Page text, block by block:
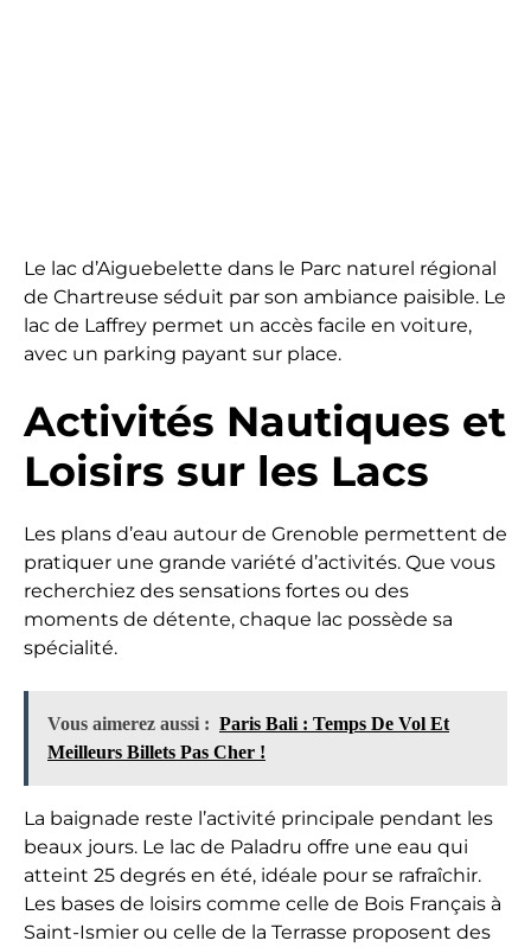
Le lac d’Aiguebelette dans le Parc naturel régional
de Chartreuse séduit par son ambiance paisible. Le
lac de Laffrey permet un accès facile en voiture,
avec un parking payant sur place.
Activités Nautiques et
Loisirs sur les Lacs
Les plans d’eau autour de Grenoble permettent de
pratiquer une grande variété d’activités. Que vous
recherchiez des sensations fortes ou des
moments de détente, chaque lac possède sa
spécialité.
Vous aimerez aussi : Paris Bali : Temps De Vol Et
Meilleurs Billets Pas Cher !
La baignade reste l’activité principale pendant les
beaux jours. Le lac de Paladru offre une eau qui
atteint 25 degrés en été, idéale pour se rafraîchir.
Les bases de loisirs comme celle de Bois Français à
Saint-Ismier ou celle de la Terrasse proposent des